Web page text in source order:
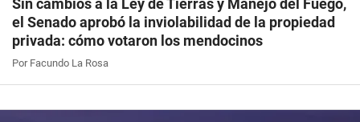
Sin cambios a la Ley de Tierras y Manejo del Fuego,
el Senado aprobó la inviolabilidad de la propiedad
privada: cómo votaron los mendocinos
Por Facundo La Rosa